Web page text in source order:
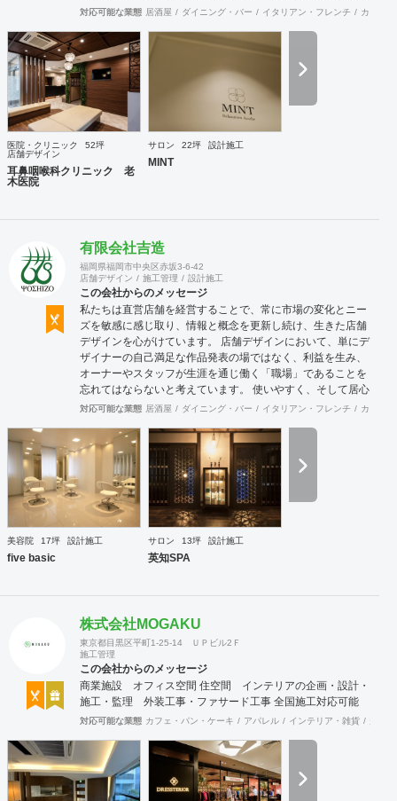
と思っています。
対応可能な業態 居酒屋 ダイニング・バー イタリアン・フレンチ カフェ
医院・クリニック
52坪
店舗デザイン
耳鼻咽喉科クリニック 老
木医院
サロン 22坪 設計施工
MINT
有限会社吉造
福岡県福岡市中央区赤坂3-6-42
店舗デザイン
施工管理 設計施工
この会社からのメッセージ
私たちは直営店舗を経営することで、常に市場の変化とニー
ズを敏感に感じ取り、情報と概念を更新し続け、生きた店舗
デザインを心がけています。 店舗デザインにおいて、単にデ
ザイナーの自己満足な作品発表の場ではなく、利益を生み、
オーナーやスタッフが生涯を通じ働く「職場」であることを
忘れてはならないと考えています。 使いやすく、そして居心
地がよく、時代の流れに左右されない強さを持った店舗デザ
業と開業コンサルティング事業をそなえており、テナント・
出店地選びや資金調達から実践に基づいたサポートが可能で
す。 まずはお気軽に、ご相談ください。
対応可能な業態 居酒屋 ダイニング・バー イタリアン・フレンチ カフェ
美容院 17坪 設計施工
five basic
サロン 13坪 設計施工
英知SPA
株式会社MOGAKU
東京都目黒区平町1-25-14 ＵＰビル2Ｆ
施工管理
この会社からのメッセージ
商業施設 オフィス空間 住空間 インテリアの企画・設計・
施工・監理 外装工事・ファサード工事 全国施工対応可能
対応可能な業態 カフェ・パン・ケーキ アパレル インテリア・雑貨